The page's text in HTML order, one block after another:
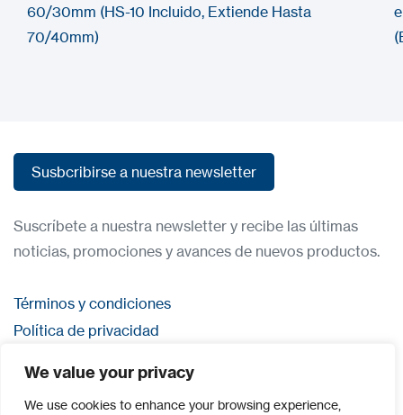
We value your privacy
We use cookies to enhance your browsing experience,
60/30mm (HS-10 Incluido, Extiende Hasta
70/40mm)
Susbcribirse a nuestra newsletter
Suscríbete a nuestra newsletter y recibe las últimas
noticias, promociones y avances de nuevos productos.
Términos y condiciones
Política de privacidad
Iniciar sesión